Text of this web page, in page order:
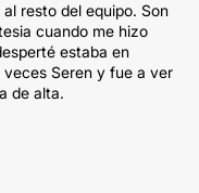
resto del equipo. Son
cuando me hizo
estaba en
Seren y fue a ver
de alta.